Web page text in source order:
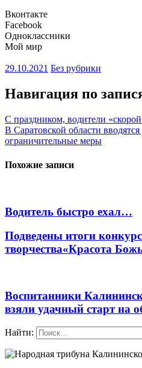
Вконтакте
Facebook
Одноклассники
Мой мир
29.10.2021 Без рубрики
Навигация по
С праздником, водители
В Саратовской области
ограничительные меры
Похожие записи
Водитель быстро ехал…
Подведены итоги
творчества«Красота
Воспитанники
взяли удачный старт на
Найти: